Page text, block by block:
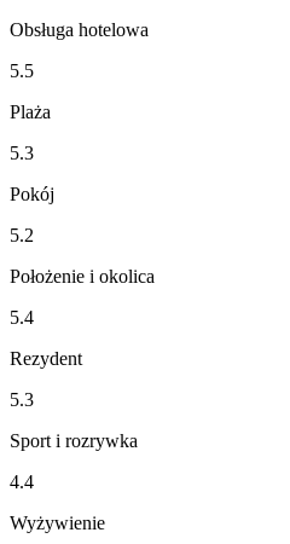
Obsługa hotelowa
5.5
Plaża
5.3
Pokój
5.2
Położenie i okolica
5.4
Rezydent
5.3
Sport i rozrywka
4.4
Wyżywienie